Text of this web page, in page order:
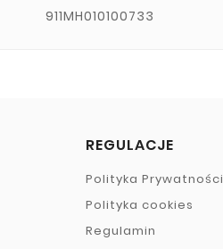
911MH010100733
REGULACJE
Polityka Prywatności
Polityka cookies
Regulamin